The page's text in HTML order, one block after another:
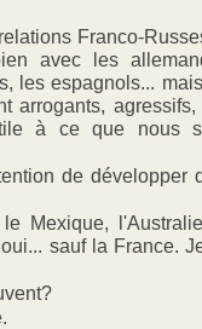
Franco-
avec les
les espagnols...
arrogants,
à ce que nous
de développer
Mexique,
sauf la France.